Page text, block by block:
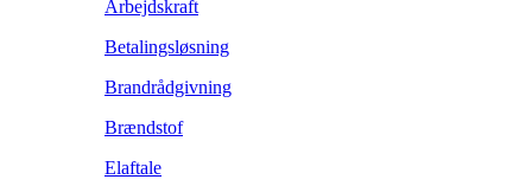
Arbejdskraft
Betalingsløsning
Brandrådgivning
Brændstof
Elaftale